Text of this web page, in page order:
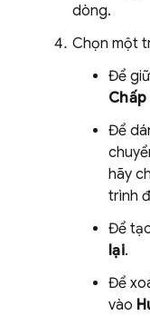
dòng.
Chọn một
Để
Chấp
Để
hãy
trình
Để
lại.
Để
vào